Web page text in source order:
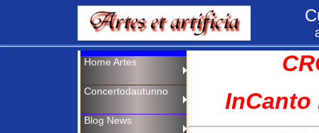
InCanto